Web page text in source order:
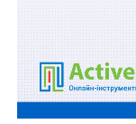
офіційному веб-
питань
(раніше
на виконання
самоврядування,
Закону України